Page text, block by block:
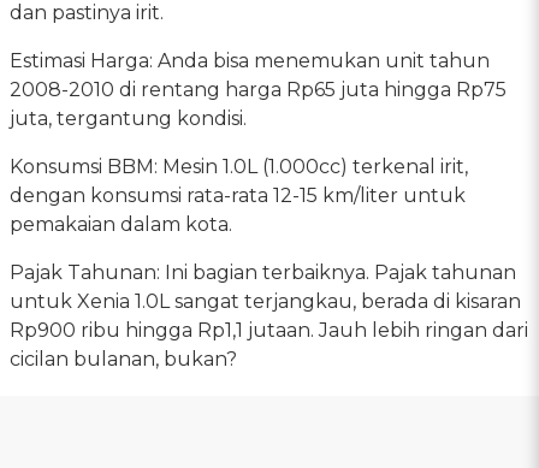
dan pastinya irit.
Estimasi Harga: Anda bisa menemukan unit tahun
2008-2010 di rentang harga Rp65 juta hingga Rp75
juta, tergantung kondisi.
Konsumsi BBM: Mesin 1.0L (1.000cc) terkenal irit,
dengan konsumsi rata-rata 12-15 km/liter untuk
pemakaian dalam kota.
Pajak Tahunan: Ini bagian terbaiknya. Pajak tahunan
untuk Xenia 1.0L sangat terjangkau, berada di kisaran
Rp900 ribu hingga Rp1,1 jutaan. Jauh lebih ringan dari
cicilan bulanan, bukan?